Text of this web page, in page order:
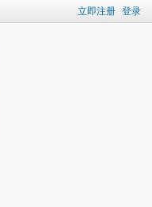
立即注册 登录